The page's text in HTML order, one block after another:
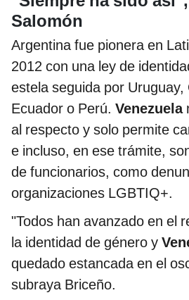
Salomón
Argentina fue pionera en
2012 con una ley de
estela seguida por Uruguay,
Ecuador o Perú. Venezuela
al respecto y solo permite
e incluso, en ese trámite,
de funcionarios, como
organizaciones LGBTIQ+.
"Todos han avanzado en el
la identidad de género y
quedado estancada en el
subraya Briceño.